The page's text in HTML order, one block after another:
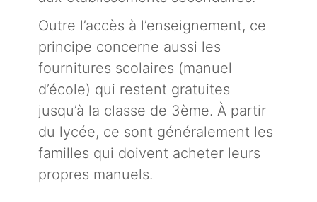
Outre l’accès à l’enseignement, ce
principe concerne aussi les
fournitures scolaires (manuel
d’école) qui restent gratuites
jusqu’à la classe de 3ème. À partir
du lycée, ce sont généralement les
familles qui doivent acheter leurs
propres manuels.